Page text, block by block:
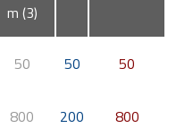
m (3)
50 50 50
800 200 800